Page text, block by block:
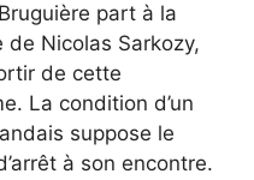
part à la
de Nicolas Sarkozy,
de cette
La condition d’un
suppose le
à son encontre.